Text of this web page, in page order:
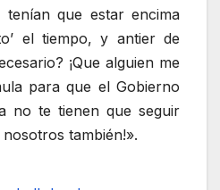
tenían que estar encima
el tiempo, y antier de
¡Que alguien me
para que el Gobierno
no te tienen que seguir
también!».